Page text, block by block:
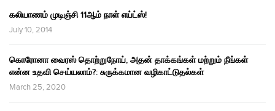
கலியாணம் முடிஞ்சி 11ஆம் நாள் எய்ட்ஸ்!
July 10, 2014
கொரோனா வைரஸ் தொற்றுநோய், அதன் தாக்கங்கள் மற்றும் நீங்கள்
என்ன உதவி செய்யலாம்?: சுருக்கமான வழிகாட்டுதல்கள்
March 25, 2020